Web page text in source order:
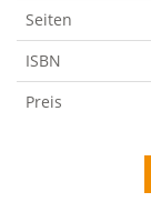
Seiten
ISBN
Preis